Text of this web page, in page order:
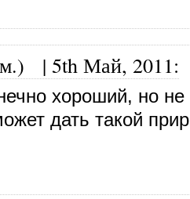
| 5th Май, 2011:
хороший, но не
дать такой